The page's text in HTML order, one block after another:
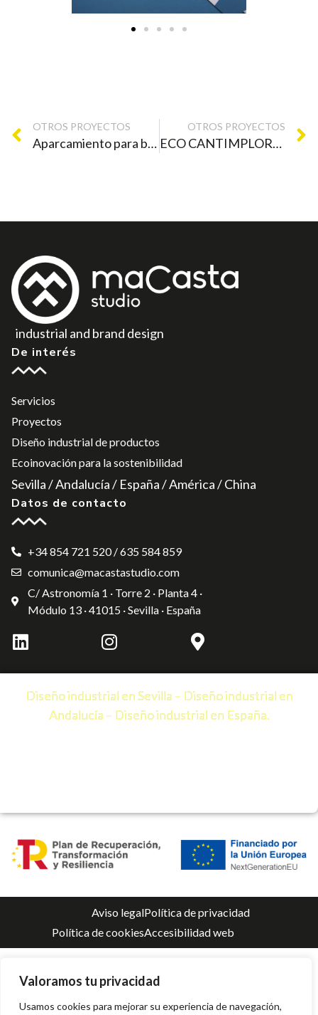
Valoramos tu privacidad
Usamos cookies para mejorar su experiencia de navegación,
OTROS PROYECTOS
Aparcamiento para bicis – VERA – Diseño industrial
OTROS PROYECTOS
ECO CANTIMPLORA – SAN – Diseño industrial asesoría ideación
industrial and brand design
De interés
Servicios
Proyectos
Diseño industrial de productos
Ecoinovación para la sostenibilidad
Sevilla / Andalucía / España / América / China
Datos de contacto
+34 854 721 520 / 635 584 859
comunica@macastastudio.com
C/ Astronomía 1 · Torre 2 · Planta 4 ·
Módulo 13 · 41015 · Sevilla · España
Diseño industrial en Sevilla – Diseño industrial en
Andalucía – Diseño industrial en España.
Aviso legal
Política de cookies
Política de privacidad
Accesibilidad web